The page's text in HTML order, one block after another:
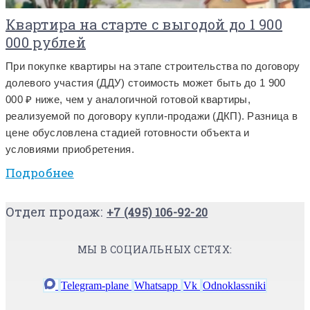
Квартира на старте с выгодой до 1 900
000 рублей
При покупке квартиры на этапе строительства по договору
долевого участия (ДДУ) стоимость может быть до 1 900
000 ₽ ниже, чем у аналогичной готовой квартиры,
реализуемой по договору купли-продажи (ДКП). Разница в
цене обусловлена стадией готовности объекта и
условиями приобретения.
Подробнее
Отдел продаж: +7 (495) 106-92-20
МЫ В СОЦИАЛЬНЫХ СЕТЯХ:
Telegram-plane Whatsapp Vk Odnoklassniki